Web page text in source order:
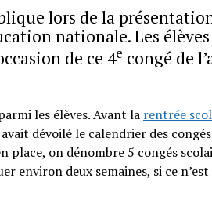
lors de la
nationale. Les élèves
de ce 4e congé de
les élèves. Avant la rentrée
dévoilé le calendrier des
place, on dénombre 5 congés
environ deux semaines, si ce